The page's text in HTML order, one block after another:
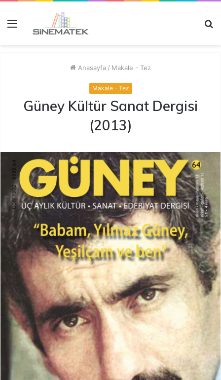
Anasayfa / Makale - Tez
Makale - Tez
Güney Kültür Sanat Dergisi
(2013)